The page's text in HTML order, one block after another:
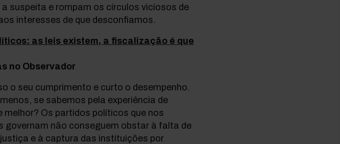
suspeita e rompam os círculos viciosos de
interesses de que desconfiamos.
as leis existem, a fiscalização é que
no Observador
o seu cumprimento e curto o desempenho.
se sabemos pela experiência de
melhor? Os partidos políticos que nos
governam não conseguem obstar à falta de
e à captura das instituições por